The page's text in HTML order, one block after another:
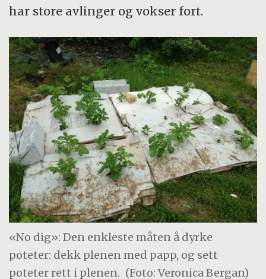
har store avlinger og vokser fort.
«No dig»: Den enkleste måten å dyrke
poteter: dekk plenen med papp, og sett
poteter rett i plenen. (Foto: Veronica Bergan)